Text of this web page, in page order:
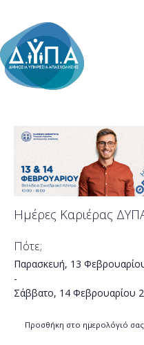
Ημέρες Καριέρας
Πότε;
Παρασκευή, 13
-
Σάββατο, 14 Φεβρουαρίου
Προσθήκη στο ημερολόγιό σας